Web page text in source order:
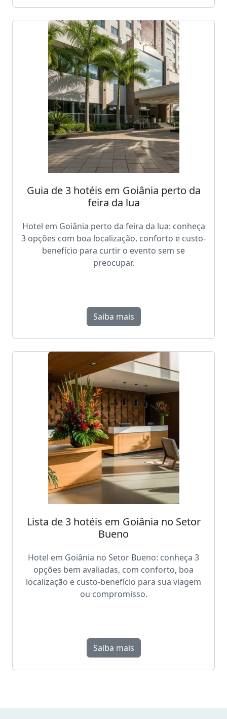
Guia de 3 hotéis em Goiânia perto da
feira da lua
Hotel em Goiânia perto da feira da lua: conheça
3 opções com boa localização, conforto e custo-
benefício para curtir o evento sem se
preocupar.
Saiba mais
Lista de 3 hotéis em Goiânia no Setor
Bueno
Hotel em Goiânia no Setor Bueno: conheça 3
opções bem avaliadas, com conforto, boa
localização e custo-benefício para sua viagem
ou compromisso.
Saiba mais